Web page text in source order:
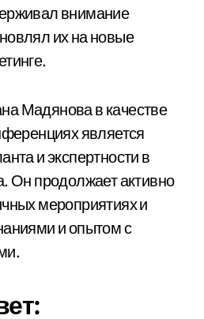
внимание
их на новые
Мадянова в качестве
является
и экспертности в
Он продолжает активно
мероприятиях и
и опытом с